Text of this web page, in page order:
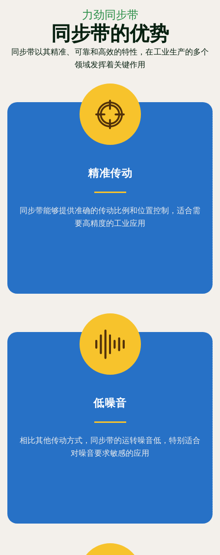
力劲同步带
同步带的优势
同步带以其精准、可靠和高效的特性，在工业生产的多个
领域发挥着关键作用
精准传动
同步带能够提供准确的传动比例和位置控制，适合需
要高精度的工业应用
低噪音
相比其他传动方式，同步带的运转噪音低，特别适合
对噪音要求敏感的应用